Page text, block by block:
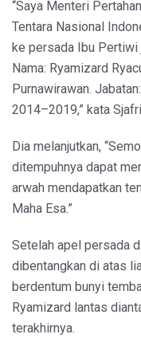
“Saya Menteri
Tentara Nasional
ke persada Ibu Pertiwi
Nama: Ryamizard
Purnawirawan.
2014–2019,” kata
Dia melanjutkan,
ditempuhnya dapat
arwah mendapatkan
Maha Esa.”
Setelah apel persada
dibentangkan di atas
berdentum bunyi
Ryamizard lantas
terakhirnya.